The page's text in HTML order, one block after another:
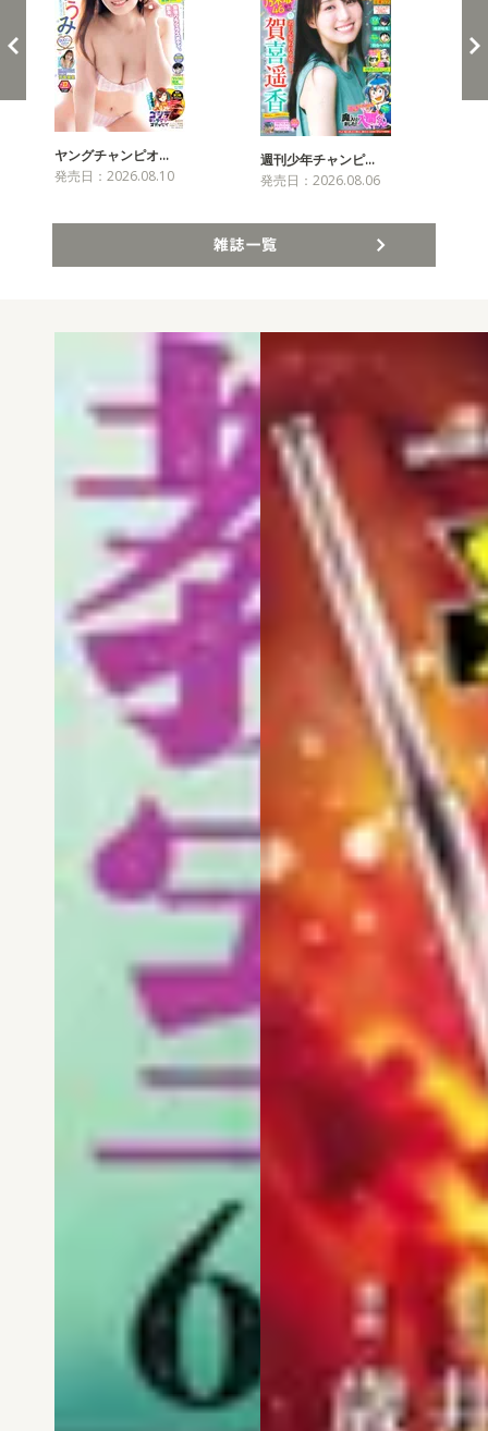
ヤングチャンピオ…
発売日：2026.08.10
週刊少年チャンピ…
発売日：2026.08.06